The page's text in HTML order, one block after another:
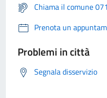
Chiama il comune
Prenota un
Problemi in città
Segnala disservizio